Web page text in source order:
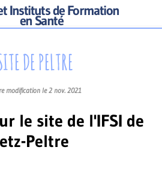
Instituts de Formation
en Santé
DE PELTRE
modification le 2 nov. 2021
le site de l'IFSI de
Peltre